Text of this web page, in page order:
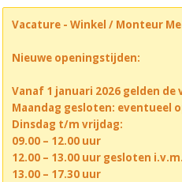
Vacature - Winkel / Monteur
Nieuwe openingstijden:
Vanaf 1 januari 2026 gelden
Maandag gesloten: eventueel
Dinsdag t/m vrijdag:
09.00 – 12.00 uur
12.00 – 13.00 uur gesloten
13.00 – 17.30 uur